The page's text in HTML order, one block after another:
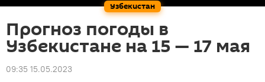
Узбекистан
Прогноз погоды в
Узбекистане на 15 — 17 мая
09:35 15.05.2023